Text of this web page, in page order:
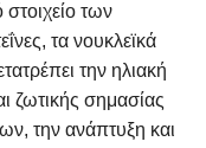
των
τα νουκλεϊκά
την ηλιακή
ζωτικής σημασίας
την ανάπτυξη και